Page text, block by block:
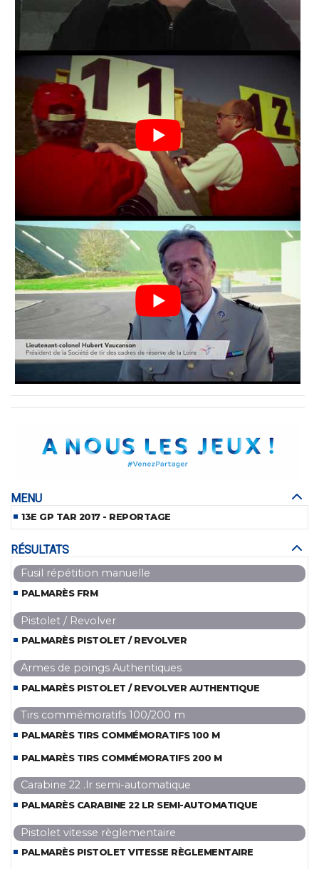
MENU
13E GP TAR 2017 - REPORTAGE
RÉSULTATS
Fusil répétition manuelle
PALMARÈS FRM
Pistolet / Revolver
PALMARÈS PISTOLET / REVOLVER
Armes de poings Authentiques
PALMARÈS PISTOLET / REVOLVER AUTHENTIQUE
Tirs commémoratifs 100/200 m
PALMARÈS TIRS COMMÉMORATIFS 100 M
PALMARÈS TIRS COMMÉMORATIFS 200 M
Carabine 22 .lr semi-automatique
PALMARÈS CARABINE 22 LR SEMI-AUTOMATIQUE
Pistolet vitesse règlementaire
PALMARÈS PISTOLET VITESSE RÈGLEMENTAIRE